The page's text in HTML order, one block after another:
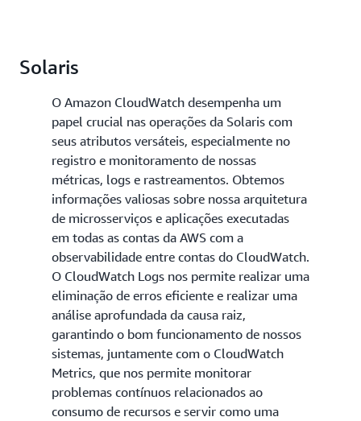
Solaris
O Amazon CloudWatch desempenha um
papel crucial nas operações da Solaris com
seus atributos versáteis, especialmente no
registro e monitoramento de nossas
métricas, logs e rastreamentos. Obtemos
informações valiosas sobre nossa arquitetura
de microsserviços e aplicações executadas
em todas as contas da AWS com a
observabilidade entre contas do CloudWatch.
O CloudWatch Logs nos permite realizar uma
eliminação de erros eficiente e realizar uma
análise aprofundada da causa raiz,
garantindo o bom funcionamento de nossos
sistemas, juntamente com o CloudWatch
Metrics, que nos permite monitorar
problemas contínuos relacionados ao
consumo de recursos e servir como uma